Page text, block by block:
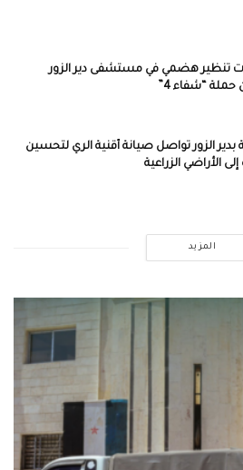
عمليات تنظير هضمي في مستشفى دير الزور
“شفاء 4”
بدير الزور تواصل صيانة أقنية الري لتحسين
الأراضي الزراعية
المزيد